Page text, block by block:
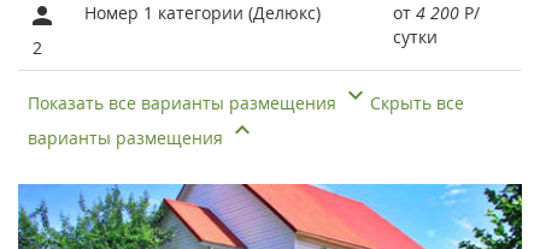
2
Номер 1 категории (Делюкс) от 4 200 Р/
сутки
Показать все варианты размещения
Скрыть все
варианты размещения